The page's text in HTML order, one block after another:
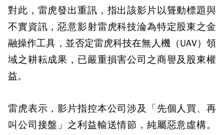
對此，雷虎發出重訊，指出該影片以聳動標題與
不實資訊，惡意影射雷虎科技淪為特定股東之金
融操作工具，並否定雷虎科技在無人機（UAV）領
域之耕耘成果，已嚴重損害公司之商譽及股東權
益。
雷虎表示，影片指控本公司涉及「先個人買、再
叫公司接盤」之利益輸送情節，純屬惡意虛構。